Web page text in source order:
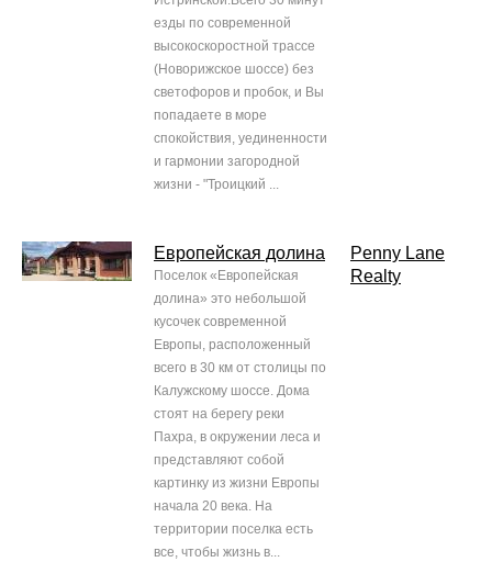
езды по современной
высокоскоростной трассе
(Новорижское шоссе) без
светофоров и пробок, и Вы
попадаете в море
спокойствия, уединенности
и гармонии загородной
жизни - "Троицкий ...
Европейская долина
Поселок «Европейская
долина» это небольшой
кусочек современной
Европы, расположенный
всего в 30 км от столицы по
Калужскому шоссе. Дома
стоят на берегу реки
Пахра, в окружении леса и
представляют собой
картинку из жизни Европы
начала 20 века. На
территории поселка есть
все, чтобы жизнь в...
Penny Lane
Realty